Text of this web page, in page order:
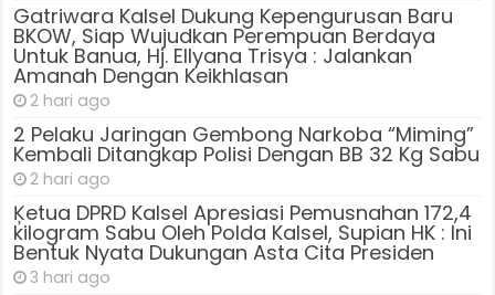
Gatriwara Kalsel Dukung Kepengurusan Baru
BKOW, Siap Wujudkan Perempuan Berdaya
Untuk Banua, Hj. Ellyana Trisya : Jalankan
Amanah Dengan Keikhlasan
2 hari ago
2 Pelaku Jaringan Gembong Narkoba “Miming”
Kembali Ditangkap Polisi Dengan BB 32 Kg Sabu
2 hari ago
Ķetua DPRD Kalsel Apresiasi Pemusnahan 172,4
kilogram Sabu Oleh Polda Kalsel, Supian HK : Ini
Bentuk Nyata Dukungan Asta Cita Presiden
3 hari ago